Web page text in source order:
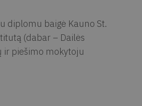
diplomu baigė Kauno St.
(dabar – Dailės
ir piešimo mokytoju